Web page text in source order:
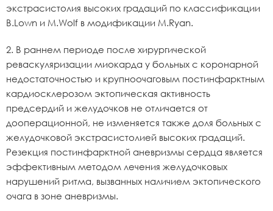
экстрасистолия высоких градаций по классификации
B.Lown и M.Wolf в модификации M.Ryan.
2. В раннем периоде после хирургической
реваскуляризации миокарда у больных с коронарной
недостаточностью и крупноочаговым постинфарктным
кардиосклерозом эктопическая активность
предсердий и желудочков не отличается от
дооперационной, не изменяется также доля больных с
желудочковой экстрасистолией высоких градаций.
Резекция постинфарктной аневризмы сердца является
эффективным методом лечения желудочковых
нарушений ритма, вызванных наличием эктопического
очага в зоне аневризмы.